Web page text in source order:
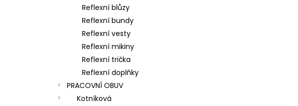
Reflexní blůzy
Reflexní bundy
Reflexní vesty
Reflexní mikiny
Reflexní trička
Reflexní doplňky
PRACOVNÍ OBUV
Kotníková